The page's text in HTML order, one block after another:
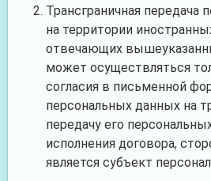
Трансграничная передача
на территории
отвечающих
может осуществляться
согласия в письменной
персональных данных на
передачу его
исполнения договора,
является субъект